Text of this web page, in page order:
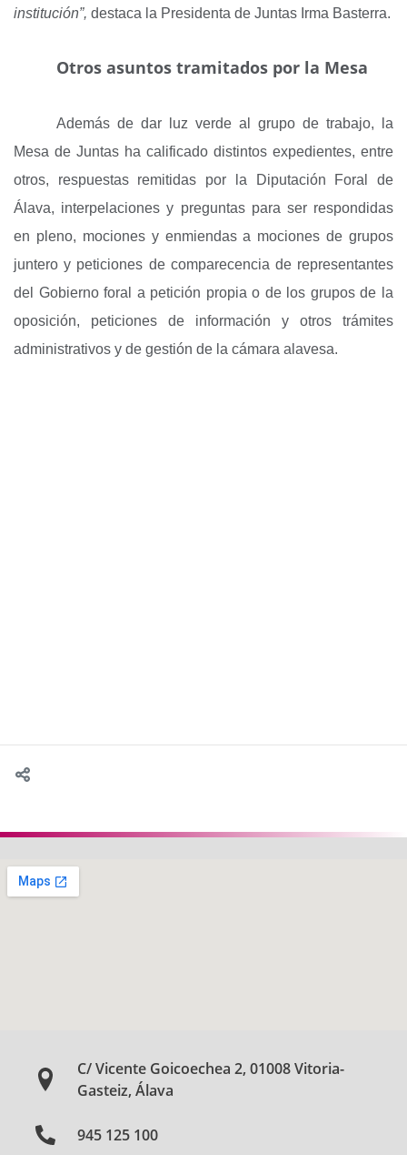
institución”, destaca la Presidenta de Juntas Irma Basterra.
Otros asuntos tramitados por la Mesa
Además de dar luz verde al grupo de trabajo, la
Mesa de Juntas ha calificado distintos expedientes, entre
otros, respuestas remitidas por la Diputación Foral de
Álava, interpelaciones y preguntas para ser respondidas
en pleno, mociones y enmiendas a mociones de grupos
juntero y peticiones de comparecencia de representantes
del Gobierno foral a petición propia o de los grupos de la
oposición, peticiones de información y otros trámites
administrativos y de gestión de la cámara alavesa.
C/ Vicente Goicoechea 2, 01008 Vitoria-
Gasteiz, Álava
945 125 100